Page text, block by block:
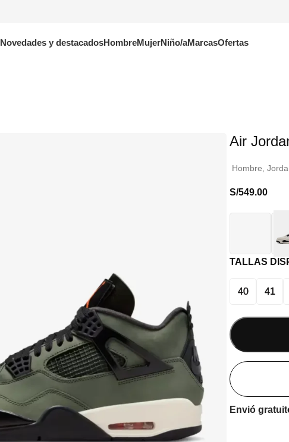
Novedades y destacadosHombreMujerNiño/aMarcasOfertas
Air
Hombre
S/549.00
TALLAS
40 41
Envió